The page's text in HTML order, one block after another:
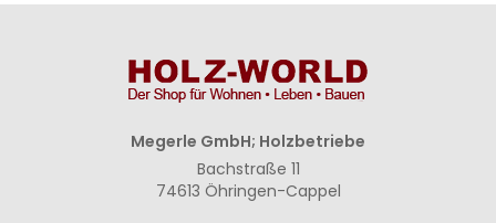
Megerle GmbH; Holzbetriebe
Bachstraße 11
74613 Öhringen-Cappel